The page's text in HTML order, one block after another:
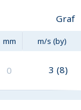
Graf
mm m/s (by)
0 3 (8)